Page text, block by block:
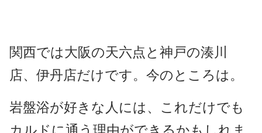
関西では大阪の天六点と神戸の湊川
店、伊丹店だけです。今のところは。
岩盤浴が好きな人には、これだけでも